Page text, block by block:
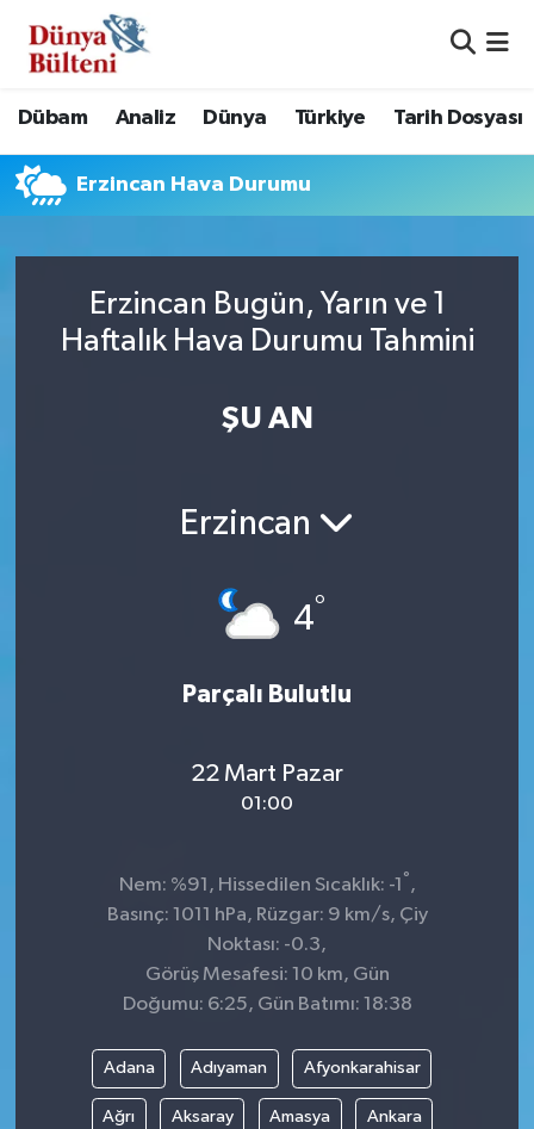
Dübam Analiz Dünya Türkiye Tarih Dosyası
Erzincan Hava Durumu
Erzincan Bugün, Yarın ve 1
Haftalık Hava Durumu Tahmini
ŞU AN
Erzincan
4°
Parçalı Bulutlu
22 Mart Pazar
01:00
Nem: %91, Hissedilen Sıcaklık: -1 ° ,
Basınç: 1011 hPa, Rüzgar: 9 km/s, Çiy
Noktası: -0.3,
Görüş Mesafesi: 10 km, Gün
Doğumu: 6:25, Gün Batımı: 18:38
Adana Adıyaman Afyonkarahisar
Ağrı Aksaray Amasya Ankara
Hava Durumu
Namaz Vakitleri
Süper Lig Puan Durumu ve Fikstür